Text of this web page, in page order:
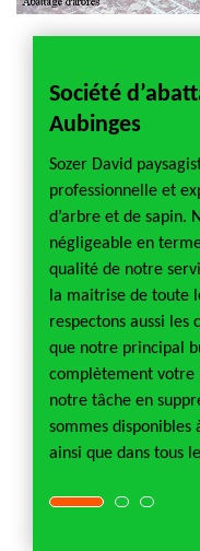
Société
Aubinges
Sozer David
professionnelle et
d’arbre et de sapin.
négligeable en
qualité de notre
la maitrise de toute
respectons aussi les
que notre principal
complètement votre
notre tâche en
sommes disponibles
ainsi que dans tous